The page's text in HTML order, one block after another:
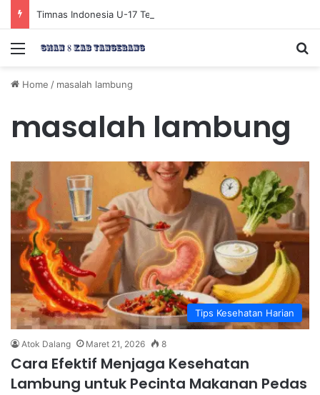
Menu
Home / masalah lambung
masalah lambung
Tips Kesehatan Harian
Atok Dalang Maret 21, 2026 8
Cara Efektif Menjaga Kesehatan
Lambung untuk Pecinta Makanan Pedas